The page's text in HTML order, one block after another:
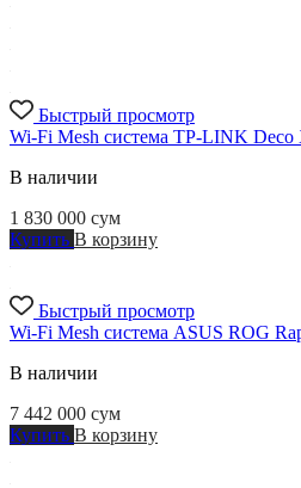
Быстрый просмотр
Wi-Fi Mesh система TP-LINK Deco
В наличии
1 830 000 сум
Купить В корзину
Быстрый просмотр
Wi-Fi Mesh система ASUS ROG
В наличии
7 442 000 сум
Купить В корзину